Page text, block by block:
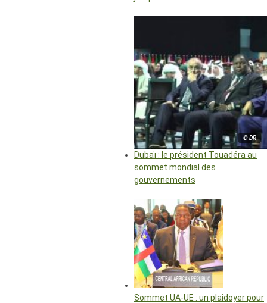
© DR
Dubaï : le président Touadéra au
sommet mondial des
gouvernements
Sommet UA-UE : un plaidoyer pour